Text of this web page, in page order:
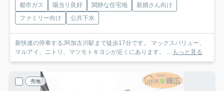
都市ガス 陽当り良好 閑静な住宅地
新婚さん向け
ファミリー向け
公共下水
新快速の停車するJR加古川駅まで徒歩17分です。 マックスバリュー、
マルアイ、ニトリ、マツモトキヨシが近くにあります。 ...
もっと見る
売地